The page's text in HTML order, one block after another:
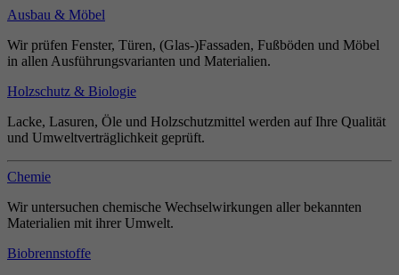
Ausbau & Möbel
Wir prüfen Fenster, Türen, (Glas-)Fassaden, Fußböden und Möbel
in allen Ausführungsvarianten und Materialien.
Holzschutz & Biologie
Lacke, Lasuren, Öle und Holzschutzmittel werden auf Ihre Qualität
und Umweltverträglichkeit geprüft.
Chemie
Wir untersuchen chemische Wechselwirkungen aller bekannten
Materialien mit ihrer Umwelt.
Biobrennstoffe